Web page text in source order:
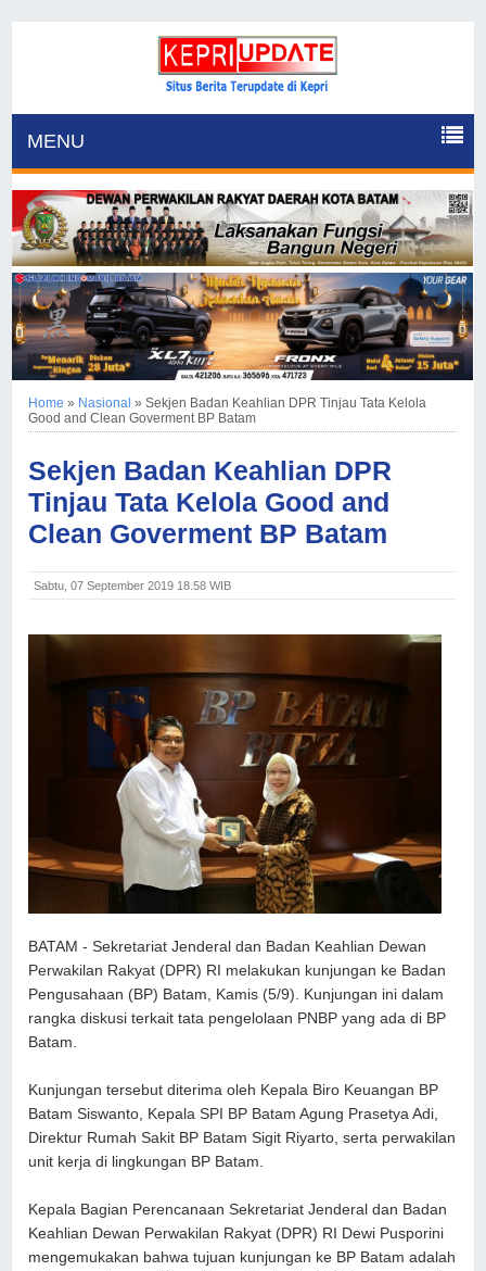
MENU
Home » Nasional »Sekjen Badan Keahlian DPR Tinjau Tata Kelola
Good and Clean Goverment BP Batam
Sekjen Badan Keahlian DPR
Tinjau Tata Kelola Good and
Clean Goverment BP Batam
Sabtu, 07 September 2019 18.58 WIB
BATAM - Sekretariat Jenderal dan Badan Keahlian Dewan
Perwakilan Rakyat (DPR) RI melakukan kunjungan ke Badan
Pengusahaan (BP) Batam, Kamis (5/9). Kunjungan ini dalam
rangka diskusi terkait tata pengelolaan PNBP yang ada di BP
Batam.
Kunjungan tersebut diterima oleh Kepala Biro Keuangan BP
Batam Siswanto, Kepala SPI BP Batam Agung Prasetya Adi,
Direktur Rumah Sakit BP Batam Sigit Riyarto, serta perwakilan
unit kerja di lingkungan BP Batam.
Kepala Bagian Perencanaan Sekretariat Jenderal dan Badan
Keahlian Dewan Perwakilan Rakyat (DPR) RI Dewi Pusporini
mengemukakan bahwa tujuan kunjungan ke BP Batam adalah